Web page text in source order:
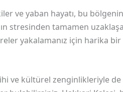
ve yaban hayatı, bu
stresinden tamamen
yakalamanız için harika bir
ve kültürel zenginlikleriyle de